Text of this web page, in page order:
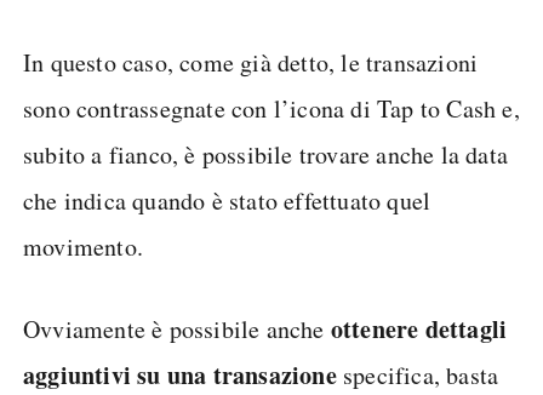
In questo caso, come già detto, le transazioni
sono contrassegnate con l’icona di Tap to Cash e,
subito a fianco, è possibile trovare anche la data
che indica quando è stato effettuato quel
movimento.
Ovviamente è possibile anche ottenere dettagli
aggiuntivi su una transazionespecifica, basta